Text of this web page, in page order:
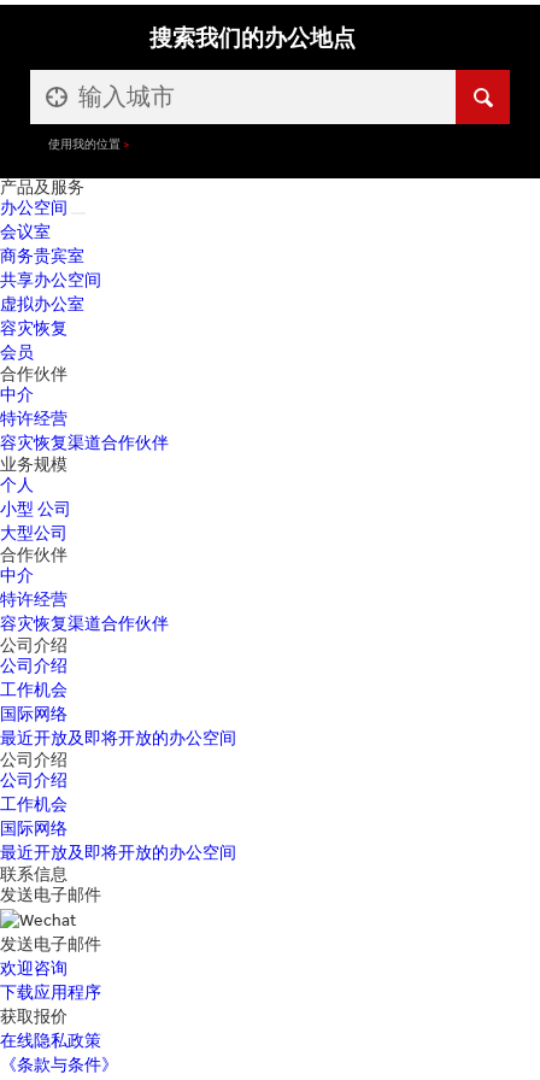
搜索我们的办公地点
使用我的位置
产品及服务
办公空间
会议室
商务贵宾室
共享办公空间
虚拟办公室
容灾恢复
会员
合作伙伴
中介
特许经营
容灾恢复渠道合作伙伴
业务规模
个人
小型 公司
大型公司
合作伙伴
中介
特许经营
容灾恢复渠道合作伙伴
公司介绍
公司介绍
工作机会
国际网络
最近开放及即将开放的办公空间
公司介绍
公司介绍
工作机会
国际网络
最近开放及即将开放的办公空间
联系信息
发送电子邮件
发送电子邮件
欢迎咨询
下载应用程序
获取报价
在线隐私政策
《条款与条件》